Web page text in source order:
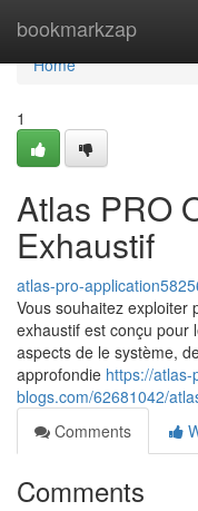
bookmarkzap
Home
Home
1
Atlas PRO
Exhaustif
atlas-pro-
Vous souhaitez exploiter
exhaustif est conçu pour
aspects de le système,
approfondie https://
blogs.com/62681042/
Comments
Comments